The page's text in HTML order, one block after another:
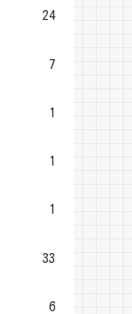
24
7
1
1
1
33
6